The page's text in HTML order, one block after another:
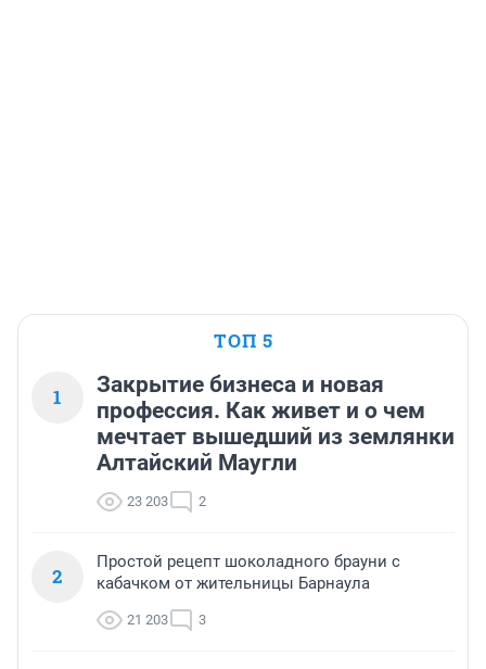
ТОП 5
1
Закрытие бизнеса и новая
профессия. Как живет и о чем
мечтает вышедший из землянки
Алтайский Маугли
23 203 2
2
Простой рецепт шоколадного брауни с
кабачком от жительницы Барнаула
21 203 3